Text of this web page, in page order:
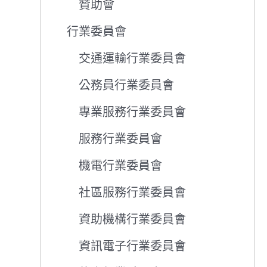
贊助會
行業委員會
交通運輸行業委員會
公務員行業委員會
專業服務行業委員會
服務行業委員會
機電行業委員會
社區服務行業委員會
資助機構行業委員會
資訊電子行業委員會